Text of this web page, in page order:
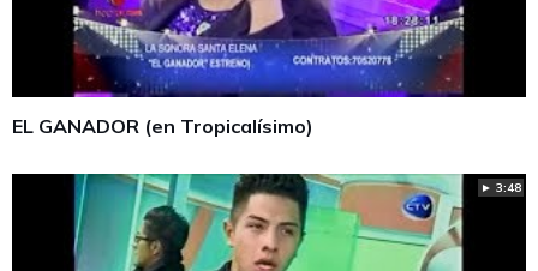
EL GANADOR (en Tropicalísimo)
► 3:48